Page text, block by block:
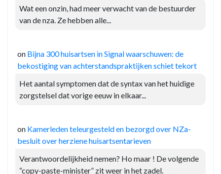
Wat een onzin, had meer verwacht van de bestuurder
van de nza. Ze hebben alle...
on Bijna 300 huisartsen in Signal waarschuwen: de
bekostiging van achterstandspraktijken schiet tekort
Het aantal symptomen dat de syntax van het huidige
zorgstelsel dat vorige eeuw in elkaar...
on Kamerleden teleurgesteld en bezorgd over NZa-
besluit over herziene huisartsentarieven
Verantwoordelijkheid nemen? Ho maar ! De volgende
“copy-paste-minister” zit weer in het zadel.